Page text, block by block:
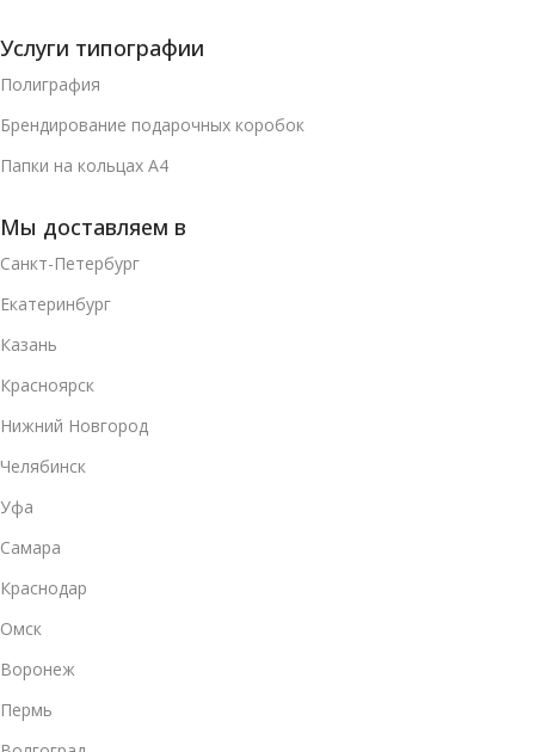
Услуги типографии
Полиграфия
Брендирование подарочных коробок
Папки на кольцах А4
Мы доставляем в
Санкт-Петербург
Екатеринбург
Казань
Красноярск
Нижний Новгород
Челябинск
Уфа
Самара
Краснодар
Омск
Воронеж
Пермь